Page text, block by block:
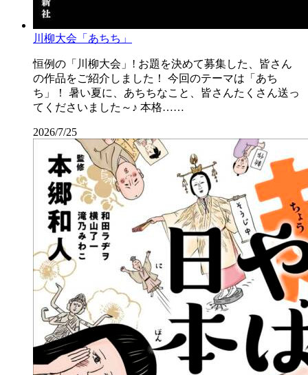
川柳大会「あちち」
恒例の「川柳大会」! お題を決めて募集した、皆さん
の作品をご紹介しました！ 今回のテーマは「あち
ち」！ 暑い夏に、あちちなこと、皆さんたくさん送っ
てくださいました～♪ 本格……
2026/7/25